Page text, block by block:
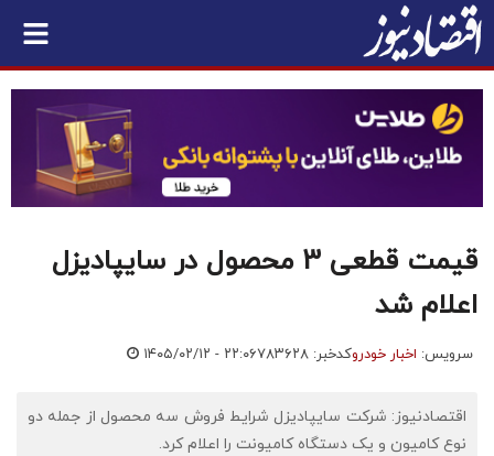
قیمت قطعی 3 محصول در سایپادیزل
اعلام شد
سرویس: اخبار خودروکدخبر: ۷۸۳۶۲۸ ۱۴۰۵/۰۲/۱۲ - ۲۲:۰۶
اقتصادنیوز: شرکت سایپادیزل شرایط فروش سه محصول از جمله دو
نوع کامیون و یک دستگاه کامیونت را اعلام کرد.